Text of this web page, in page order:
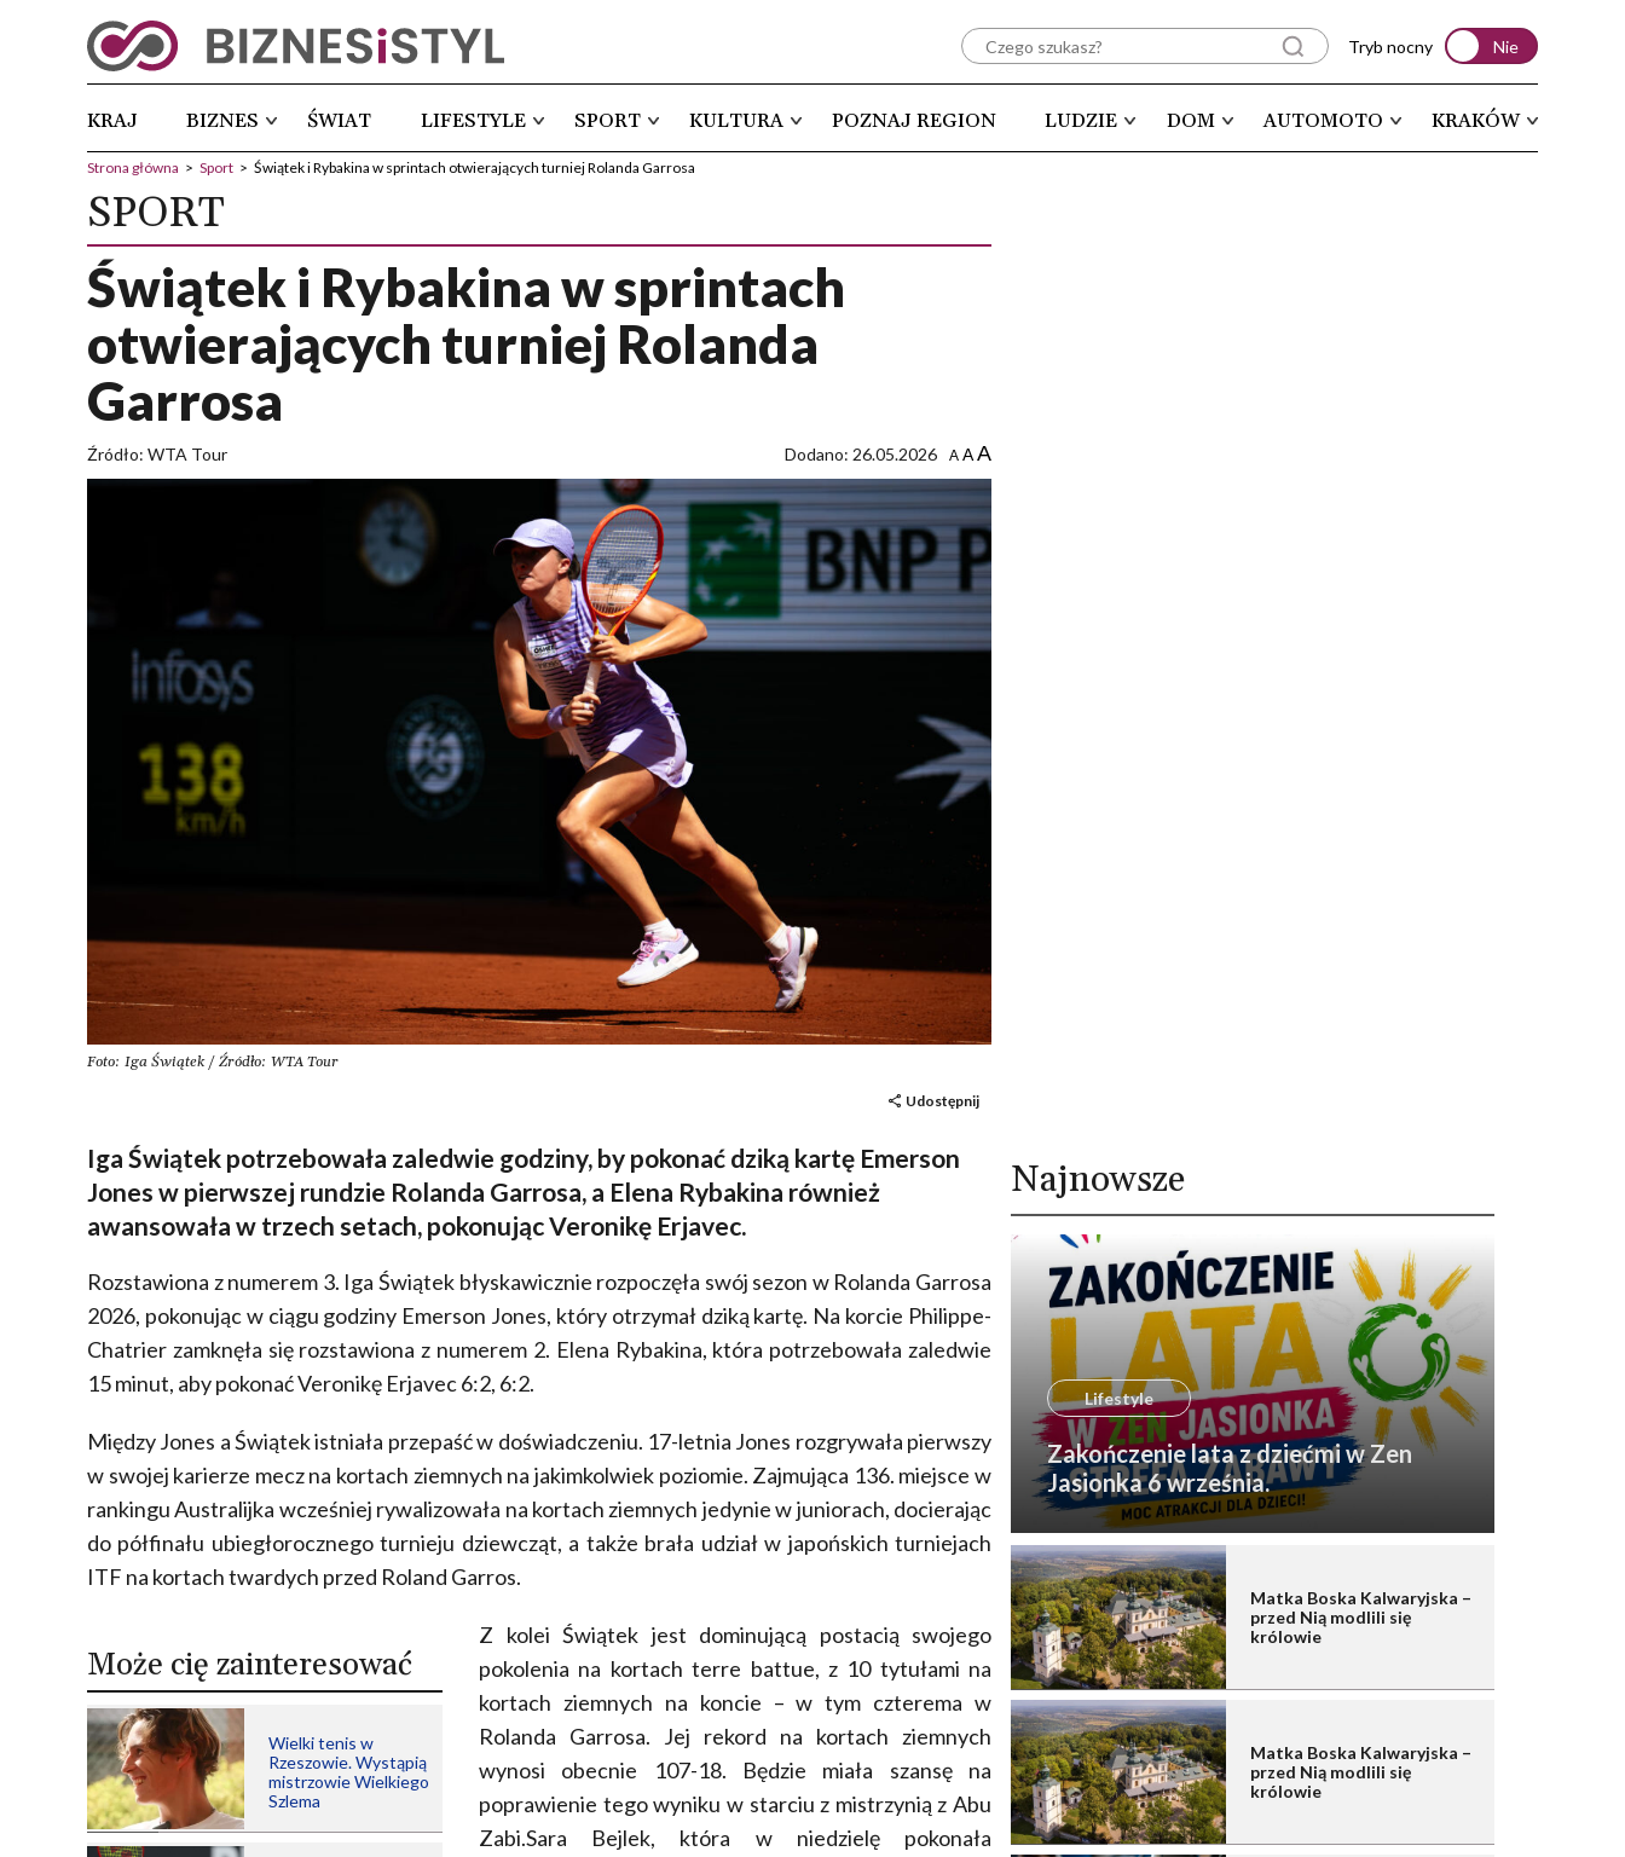
Tryb nocny Nie
KRAJ BIZNES ŚWIAT LIFESTYLE SPORT KULTURA POZNAJ REGION LUDZIE DOM AUTOMOTO KRAKÓW
Strona główna > Sport > Świątek i Rybakina w sprintach otwierających turniej Rolanda Garrosa
SPORT
Świątek i Rybakina w sprintach
otwierających turniej Rolanda
Garrosa
Źródło: WTA Tour Dodano: 26.05.2026 A AA
Foto: Iga Świątek / Źródło: WTA Tour
Udostępnij
Iga Świątek potrzebowała zaledwie godziny, by pokonać dziką kartę Emerson
Jones w pierwszej rundzie Rolanda Garrosa, a Elena Rybakina również
awansowała w trzech setach, pokonując Veronikę Erjavec.
Rozstawiona z numerem 3. Iga Świątek błyskawicznie rozpoczęła swój sezon w Rolanda Garrosa
2026, pokonując w ciągu godziny Emerson Jones, który otrzymał dziką kartę. Na korcie Philippe-
Chatrier zamknęła się rozstawiona z numerem 2. Elena Rybakina, która potrzebowała zaledwie
15 minut, aby pokonać Veronikę Erjavec 6:2, 6:2.
Między Jones a Świątek istniała przepaść w doświadczeniu. 17-letnia Jones rozgrywała pierwszy
w swojej karierze mecz na kortach ziemnych na jakimkolwiek poziomie. Zajmująca 136. miejsce w
rankingu Australijka wcześniej rywalizowała na kortach ziemnych jedynie w juniorach, docierając
do półfinału ubiegłorocznego turnieju dziewcząt, a także brała udział w japońskich turniejach
ITF na kortach twardych przed Roland Garros.
Może cię zainteresować
Wielki tenis w
Rzeszowie. Wystąpią
mistrzowie Wielkiego
Szlema
Z kolei Świątek jest dominującą postacią swojego
pokolenia na kortach terre battue, z 10 tytułami na
kortach ziemnych na koncie – w tym czterema w
Rolanda Garrosa. Jej rekord na kortach ziemnych
wynosi obecnie 107-18. Będzie miała szansę na
poprawienie tego wyniku w starciu z mistrzynią z Abu
Zabi.Sara Bejlek, która w niedzielę pokonała
Najnowsze
Lifestyle
Zakończenie lata z dziećmi w Zen
Jasionka 6 września.
Matka Boska Kalwaryjska –
przed Nią modlili się
królowie
Matka Boska Kalwaryjska –
przed Nią modlili się
królowie